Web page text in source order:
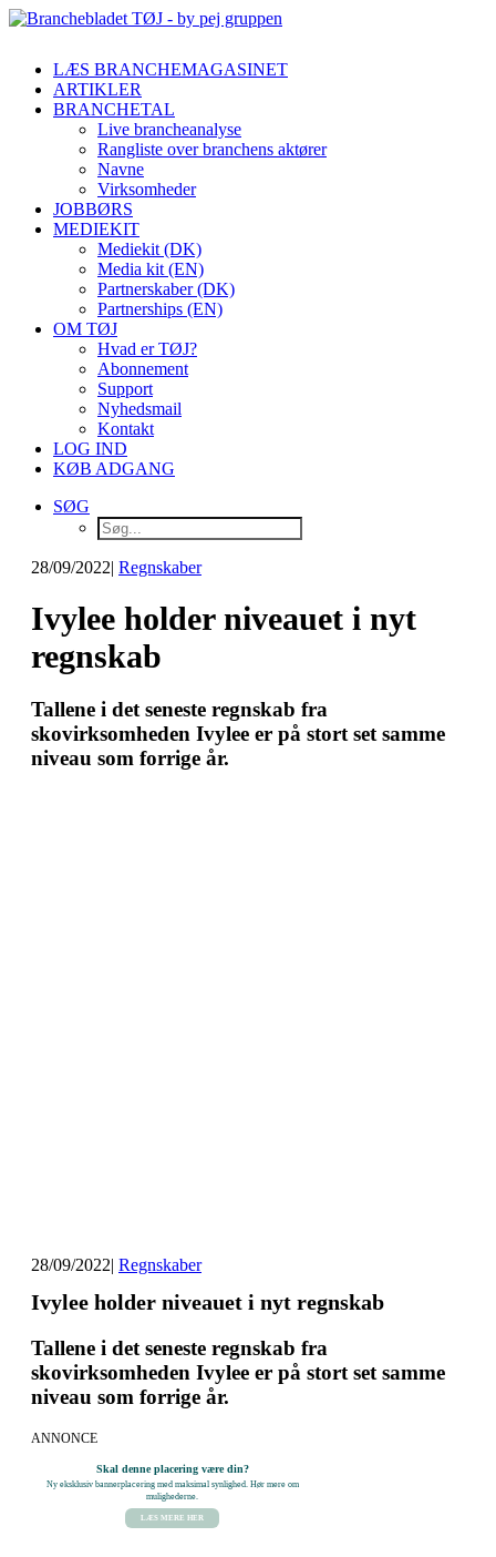
LÆS BRANCHEMAGASINET
ARTIKLER
BRANCHETAL
Live brancheanalyse
Rangliste over branchens aktører
Navne
Virksomheder
JOBBØRS
MEDIEKIT
Mediekit (DK)
Media kit (EN)
Partnerskaber (DK)
Partnerships (EN)
OM TØJ
Hvad er TØJ?
Abonnement
Support
Nyhedsmail
Kontakt
LOG IND
KØB ADGANG
SØG
28/09/2022| Regnskaber
Ivylee holder niveauet i nyt
regnskab
Tallene i det seneste regnskab fra
skovirksomheden Ivylee er på stort set samme
niveau som forrige år.
28/09/2022| Regnskaber
Ivylee holder niveauet i nyt regnskab
Tallene i det seneste regnskab fra
skovirksomheden Ivylee er på stort set samme
niveau som forrige år.
ANNONCE
Skal denne placering være din?
Ny eksklusiv bannerplacering med maksimal synlighed. Hør mere om
mulighederne.
LÆS MERE HER